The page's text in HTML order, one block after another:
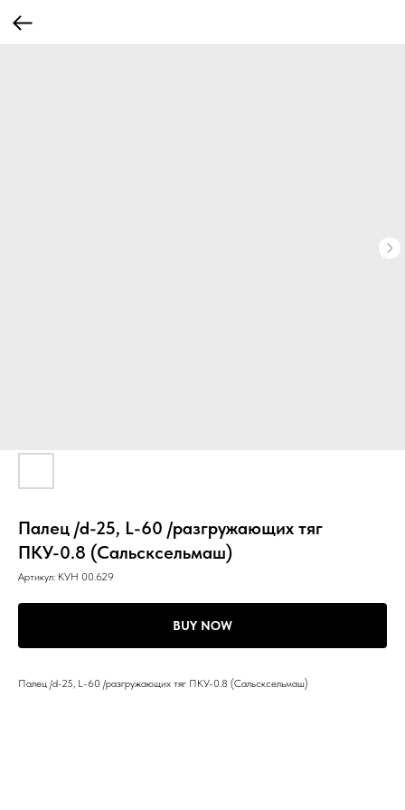
Палец /d-25, L-60 /разгружающих тяг
ПКУ-0.8 (Сальсксельмаш)
Артикул: КУН 00.629
BUY NOW
Палец /d-25, L-60 /разгружающих тяг ПКУ-0.8 (Сальсксельмаш)